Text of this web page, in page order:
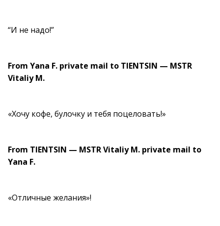
“И не надо!”
From Yana F. private mail to TIENTSIN — MSTR
Vitaliy M.
«Хочу кофе, булочку и тебя поцеловать!»
From TIENTSIN — MSTR Vitaliy M. private mail to
Yana F.
«Отличные желания»!